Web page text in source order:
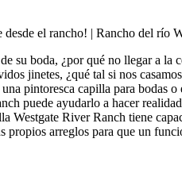
su boda, ¿por qué no llegar a
jinetes, ¿qué tal si nos
pintoresca capilla para
puede ayudarlo a hacer
Westgate River Ranch tiene
arreglos para que un